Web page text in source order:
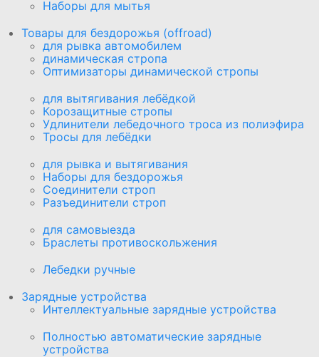
Наборы для мытья
Товары для бездорожья (offroad)
для рывка автомобилем
динамическая стропа
Оптимизаторы динамической стропы
для вытягивания лебёдкой
Корозащитные стропы
Удлинители лебедочного троса из полиэфира
Тросы для лебёдки
для рывка и вытягивания
Наборы для бездорожья
Соединители строп
Разъединители строп
для самовыезда
Браслеты противоскольжения
Лебедки ручные
Зарядные устройства
Интеллектуальные зарядные устройства
Полностью автоматические зарядные
устройства